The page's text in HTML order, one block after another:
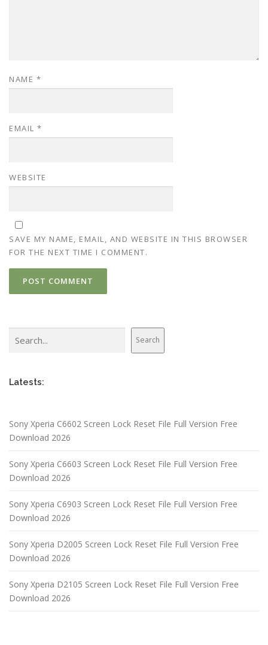
NAME *
EMAIL *
WEBSITE
SAVE MY NAME, EMAIL, AND WEBSITE IN THIS BROWSER
FOR THE NEXT TIME I COMMENT.
Search
Latests:
Sony Xperia C6602 Screen Lock Reset File Full Version Free
Download 2026
Sony Xperia C6603 Screen Lock Reset File Full Version Free
Download 2026
Sony Xperia C6903 Screen Lock Reset File Full Version Free
Download 2026
Sony Xperia D2005 Screen Lock Reset File Full Version Free
Download 2026
Sony Xperia D2105 Screen Lock Reset File Full Version Free
Download 2026